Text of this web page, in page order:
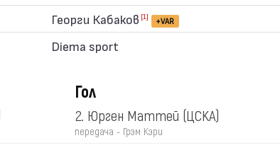
Георги Кабаков [1] +VAR
Diema sport
Гол
2. Юрген Маттей (ЦСКА)
передача - Грэм Кэри